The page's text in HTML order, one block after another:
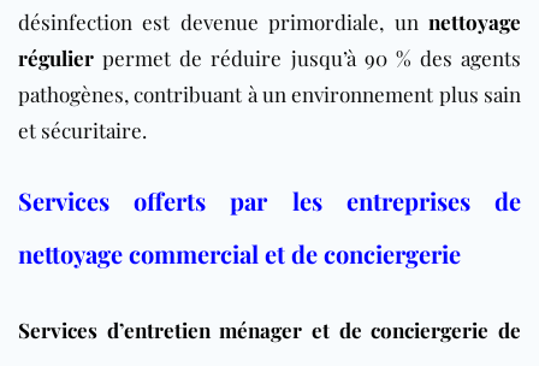
désinfection est devenue primordiale, un nettoyage
régulier permet de réduire jusqu’à 90 % des agents
pathogènes, contribuant à un environnement plus sain
et sécuritaire.
Services offerts par les entreprises de
nettoyage commercial et de conciergerie
Services d’entretien ménager et de conciergerie de